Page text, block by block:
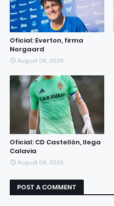
Oficial: Everton, firma
Norgaard
August 06, 2026
Oficial: CD Castellón, llega
Calavia
August 06, 2026
POST A COMMENT